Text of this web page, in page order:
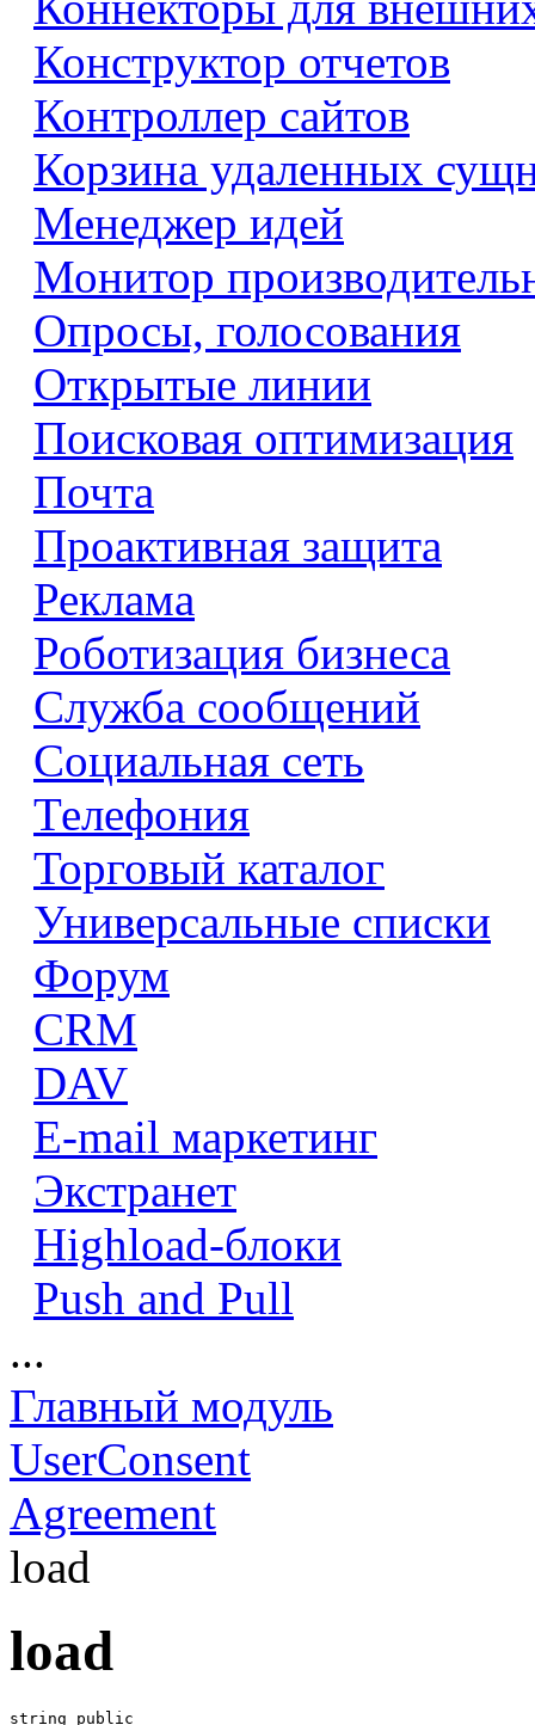
Конструктор отчетов
Контроллер сайтов
Корзина удаленных
Менеджер идей
Монитор
Опросы, голосования
Открытые линии
Поисковая оптимизация
Почта
Проактивная защита
Реклама
Роботизация бизнеса
Служба сообщений
Социальная сеть
Телефония
Торговый каталог
Универсальные списки
Форум
CRM
DAV
E-mail маркетинг
Экстранет
Highload-блоки
Push and Pull
...
Главный модуль
UserConsent
Agreement
load
load